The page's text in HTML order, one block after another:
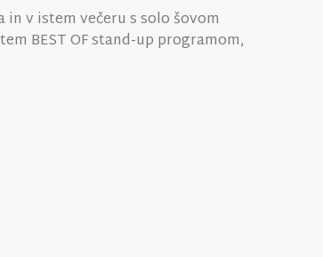
v istem večeru s solo šovom
BEST OF stand-up programom,